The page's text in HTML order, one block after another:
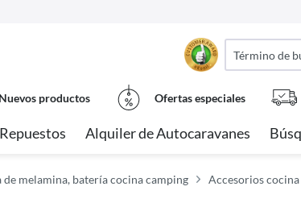
Nuevos productos Ofertas especiales
Repuestos Alquiler de Autocaravanes
de melamina, batería cocina camping Accesorios cocina